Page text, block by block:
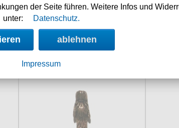
sofort
Nr.: TH48
14.90 €
Thorhammer Fenris
der Seite führen. Weitere Infos und
unter:
Datenschutz.
ablehnen
Impressum